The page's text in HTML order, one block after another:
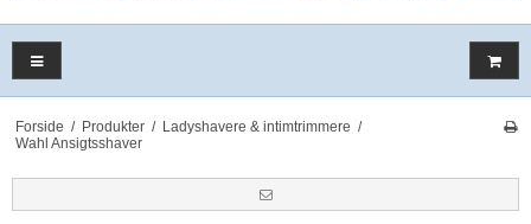
Forside / Produkter / Ladyshavere & intimtrimmere /
Wahl Ansigtsshaver